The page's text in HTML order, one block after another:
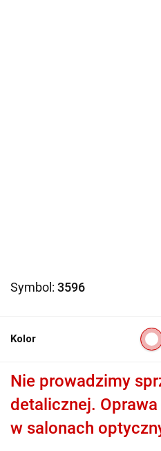
Symbol: 3596
Kolor
Nie prowadzimy
detalicznej.
w salonach